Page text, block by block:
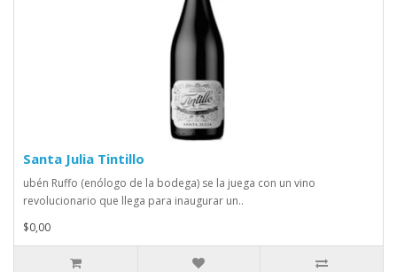
Santa Julia Tintillo
ubén Ruffo (enólogo de la bodega) se la juega con un vino
revolucionario que llega para inaugurar un..
$0,00